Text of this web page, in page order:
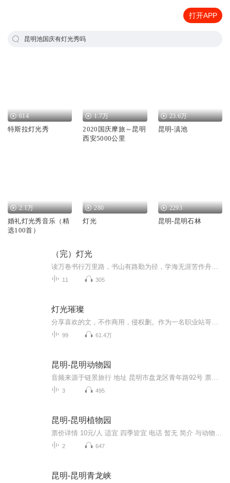
打开APP
昆明池国庆有灯光秀吗
614
特斯拉灯光秀
1.7万
2020国庆摩旅～昆明
西安5000公里
23.6万
昆明-滇池
2.1万
婚礼灯光秀音乐（精
选100首）
280
灯光
2293
昆明-昆明石林
（完）灯光
11 305
灯光璀璨
99 61.4万
昆明-昆明动物园
3 495
昆明-昆明植物园
2 647
昆明-昆明青龙峡